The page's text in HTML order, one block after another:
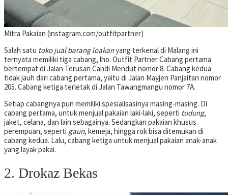
Mitra Pakaian (instagram.com/outfitpartner)
Salah satu toko jual barang loakanyang terkenal di Malang ini
ternyata memiliki tiga cabang, lho. Outfit Partner Cabang pertama
bertempat di Jalan Terusan Candi Mendut nomor 8. Cabang kedua
tidak jauh dari cabang pertama, yaitu di Jalan Mayjen Panjaitan nomor
205. Cabang ketiga terletak di Jalan Tawangmangu nomor 7A.
Setiap cabangnya pun memiliki spesialisasinya masing-masing. Di
cabang pertama, untuk menjual pakaian laki-laki, seperti tudung,
jaket, celana, dan lain sebagainya. Sedangkan pakaian khusus
perempuan, seperti gaun, kemeja, hingga rok bisa ditemukan di
cabang kedua. Lalu, cabang ketiga untuk menjual pakaian anak-anak
yang layak pakai.
2. Drokaz Bekas